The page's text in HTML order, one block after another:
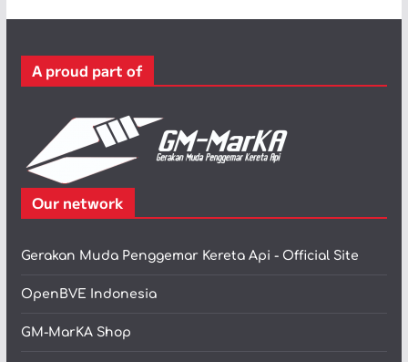
r
A proud part of
Our network
Gerakan Muda Penggemar Kereta Api - Official Site
OpenBVE Indonesia
GM-MarKA Shop